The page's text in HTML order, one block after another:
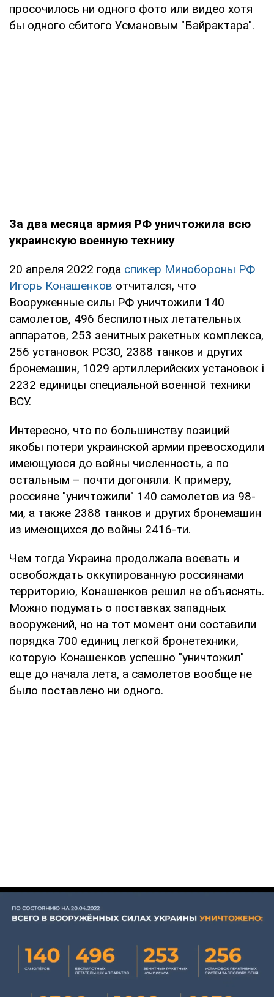
просочилось ни одного фото или видео хотя
бы одного сбитого Усмановым "Байрактара".
За два месяца армия РФ уничтожила всю
украинскую военную технику
20 апреля 2022 года спикер Минобороны РФ
Игорь Конашенков отчитался, что
Вооруженные силы РФ уничтожили 140
самолетов, 496 беспилотных летательных
аппаратов, 253 зенитных ракетных комплекса,
256 установок РСЗО, 2388 танков и других
бронемашин, 1029 артиллерийских установок і
2232 единицы специальной военной техники
ВСУ.
Интересно, что по большинству позиций
якобы потери украинской армии превосходили
имеющуюся до войны численность, а по
остальным – почти догоняли. К примеру,
россияне "уничтожили" 140 самолетов из 98-
ми, а также 2388 танков и других бронемашин
из имеющихся до войны 2416-ти.
Чем тогда Украина продолжала воевать и
освобождать оккупированную россиянами
территорию, Конашенков решил не объяснять.
Можно подумать о поставках западных
вооружений, но на тот момент они составили
порядка 700 единиц легкой бронетехники,
которую Конашенков успешно "уничтожил"
еще до начала лета, а самолетов вообще не
было поставлено ни одного.